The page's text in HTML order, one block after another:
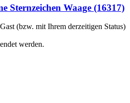
Sternzeichen Waage (16317)
(bzw. mit Ihrem derzeitigen Status)
werden.